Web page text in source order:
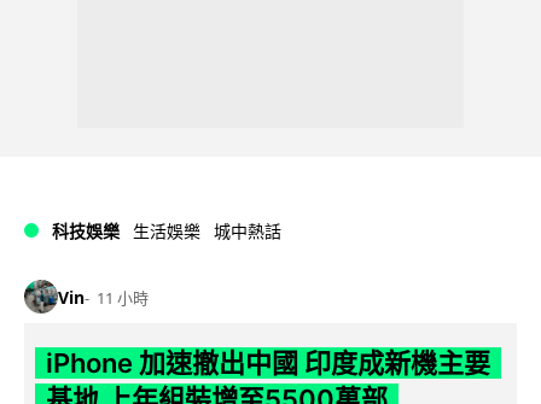
科技娛樂 生活娛樂 城中熱話
Vin 11 小時
iPhone 加速撤出中國 印度成新機主要